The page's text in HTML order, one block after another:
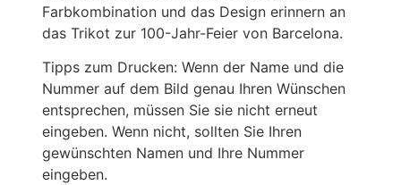
Farbkombination und das Design erinnern an
das Trikot zur 100-Jahr-Feier von Barcelona.
Tipps zum Drucken: Wenn der Name und die
Nummer auf dem Bild genau Ihren Wünschen
entsprechen, müssen Sie sie nicht erneut
eingeben. Wenn nicht, sollten Sie Ihren
gewünschten Namen und Ihre Nummer
eingeben.